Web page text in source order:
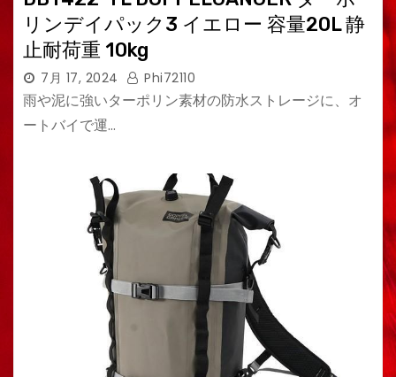
リンデイパック3 イエロー 容量20L 静
止耐荷重 10kg
7月 17, 2024 Phi72110
雨や泥に強いターポリン素材の防水ストレージに、オ
ートバイで運…